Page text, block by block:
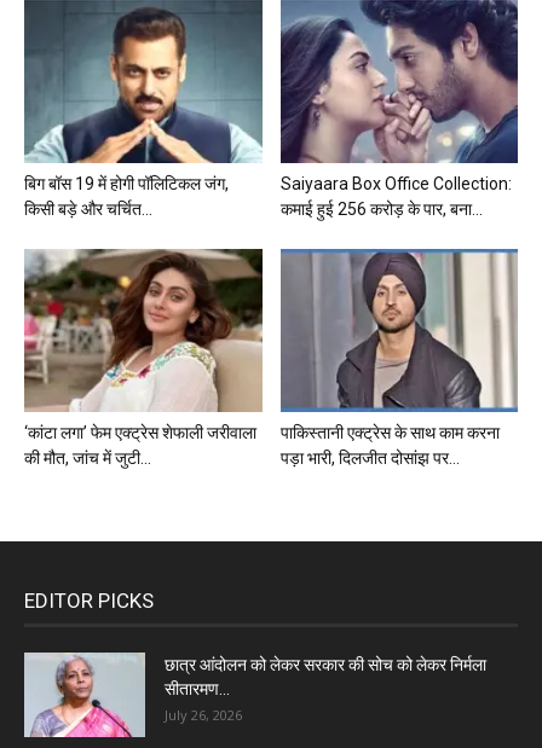
बिग बॉस 19 में होगी पॉलिटिकल जंग,
किसी बड़े और चर्चित...
Saiyaara Box Office Collection:
कमाई हुई 256 करोड़ के पार, बना...
‘कांटा लगा’ फेम एक्ट्रेस शेफाली जरीवाला
की मौत, जांच में जुटी...
पाकिस्तानी एक्ट्रेस के साथ काम करना
पड़ा भारी, दिलजीत दोसांझ पर...
EDITOR PICKS
छात्र आंदोलन को लेकर सरकार की सोच को लेकर निर्मला
सीतारमण...
July 26, 2026